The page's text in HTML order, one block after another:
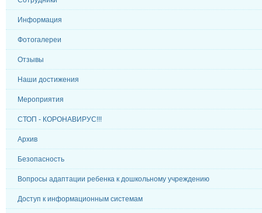
Информация
Фотогалереи
Отзывы
Наши достижения
Мероприятия
СТОП - КОРОНАВИРУС!!!
Архив
Безопасность
Вопросы адаптации ребенка к дошкольному учреждению
Доступ к информационным системам